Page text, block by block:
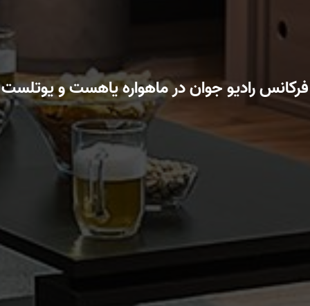
فرکانس رادیو جوان در ماهواره یاهست و یوتلست